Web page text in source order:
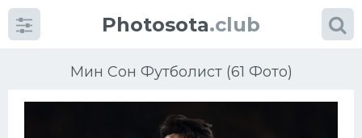
Photosota.club
Мин Сон Футболист (61 Фото)